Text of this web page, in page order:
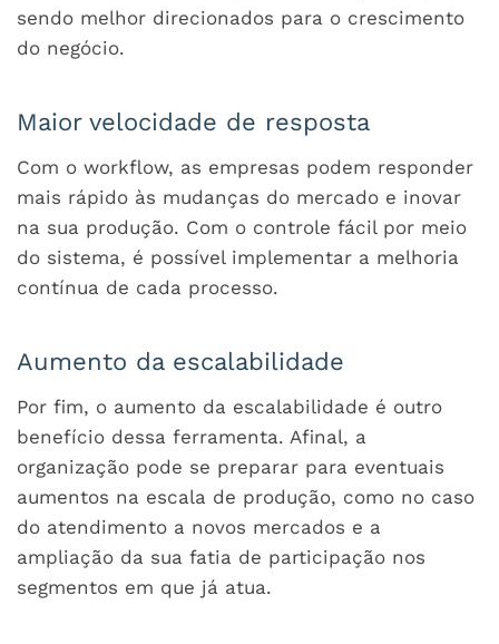
sendo melhor direcionados para o crescimento
do negócio.
Maior velocidade de resposta
Com o workflow, as empresas podem responder
mais rápido às mudanças do mercado e inovar
na sua produção. Com o controle fácil por meio
do sistema, é possível implementar a melhoria
contínua de cada processo.
Aumento da escalabilidade
Por fim, o aumento da escalabilidade é outro
benefício dessa ferramenta. Afinal, a
organização pode se preparar para eventuais
aumentos na escala de produção, como no caso
do atendimento a novos mercados e a
ampliação da sua fatia de participação nos
segmentos em que já atua.